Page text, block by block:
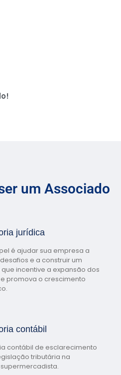
um Associado
jurídica
é ajudar sua empresa a
e a construir um
incentive a expansão dos
promova o crescimento
contábil
contábil de esclarecimento
tributária na